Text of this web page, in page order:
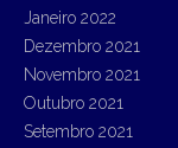
Janeiro 2022
Dezembro 2021
Novembro 2021
Outubro 2021
Setembro 2021